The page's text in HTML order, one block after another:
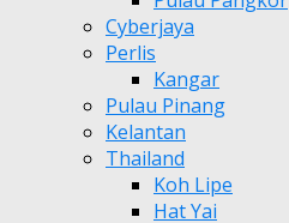
Cyberjaya
Perlis
Kangar
Pulau Pinang
Kelantan
Thailand
Koh Lipe
Hat Yai